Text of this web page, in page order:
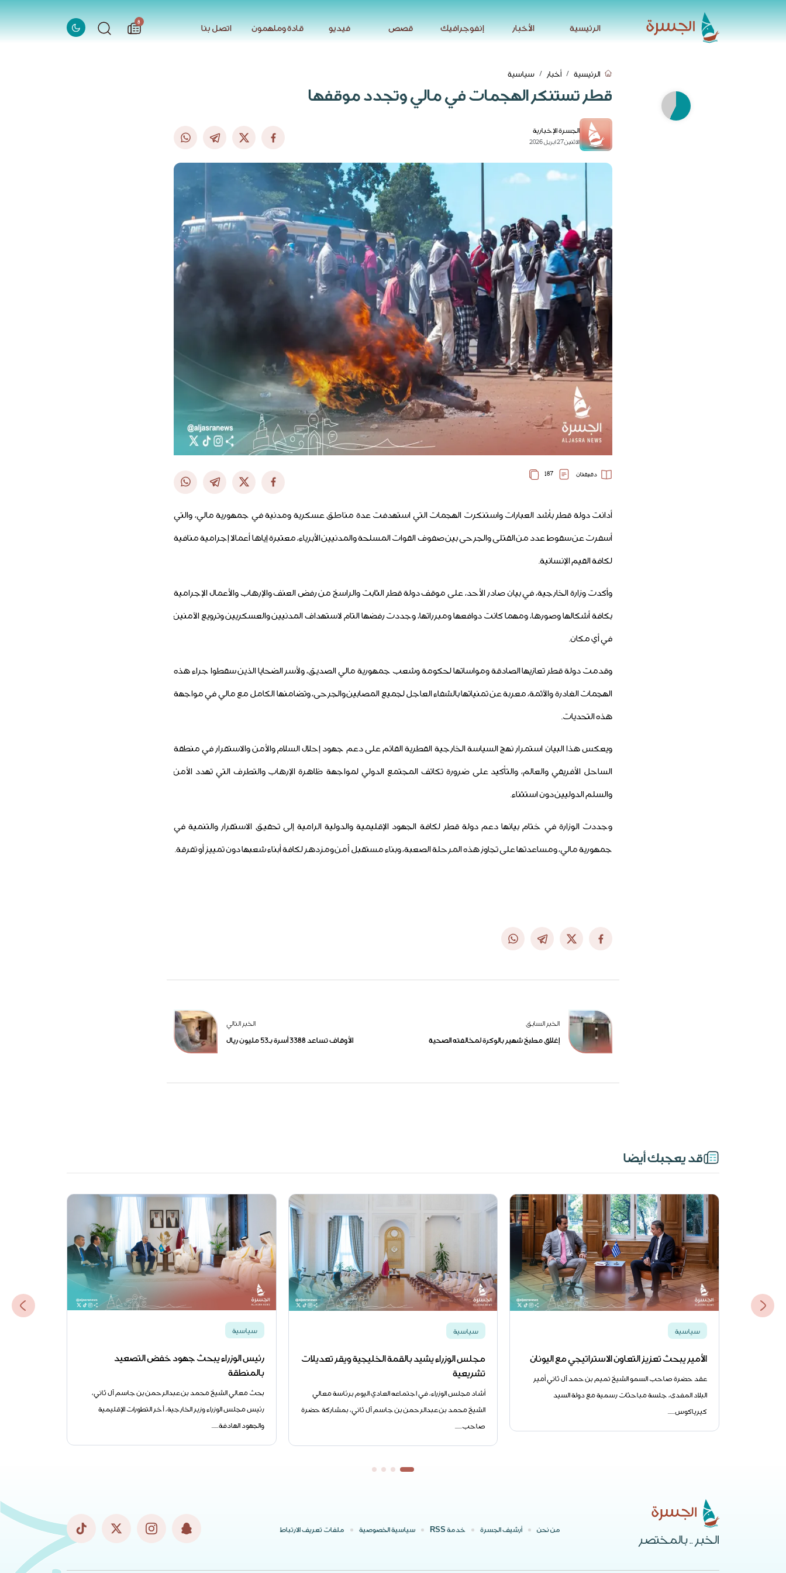
الرئيسية الأخبار إنفوجرافيك قصص فيديو قادة وملهمون اتصل بنا 8الاخبار
الرئيسية أخبار سياسية
قطر تستنكر الهجمات في مالي وتجدد موقفها
الجسرة الإخبارية
الاثنين 27 ابريل 2026
دقيقتان
أدانت دولة قطر بأشد العبارات واستنكرت الهجمات التي استهدفت عدة مناطق عسكرية ومدنية في جمهورية مالي، والتي
أسفرت عن سقوط عدد من القتلى والجرحى بين صفوف القوات المسلحة والمدنيين الأبرياء، معتبرة إياها أعمالا إجرامية منافية
لكافة القيم الإنسانية.
وأكدت وزارة الخارجية، في بيان صادر الأحد، على موقف دولة قطر الثابت والراسخ من رفض العنف والإرهاب والأعمال الإجرامية
بكافة أشكالها وصورها، ومهما كانت دوافعها ومبرراتها، وجددت رفضها التام لاستهداف المدنيين والعسكريين وترويع الآمنين
في أي مكان.
وقدمت دولة قطر تعازيها الصادقة ومواساتها لحكومة وشعب جمهورية مالي الصديق، ولأسر الضحايا الذين سقطوا جراء هذه
الهجمات الغادرة والآثمة، معربة عن تمنياتها بالشفاء العاجل لجميع المصابين والجرحى، وتضامنها الكامل مع مالي في مواجهة
هذه التحديات.
ويعكس هذا البيان استمرار نهج السياسة الخارجية القطرية القائم على دعم جهود إحلال السلام والأمن والاستقرار في منطقة
الساحل الأفريقي والعالم، والتأكيد على ضرورة تكاتف المجتمع الدولي لمواجهة ظاهرة الإرهاب والتطرف التي تهدد الأمن
والسلم الدوليين دون استثناء.
وجددت الوزارة في ختام بيانها دعم دولة قطر لكافة الجهود الإقليمية والدولية الرامية إلى تحقيق الاستقرار والتنمية في
جمهورية مالي، ومساعدتها على تجاوز هذه المرحلة الصعبة، وبناء مستقبل آمن ومزدهر لكافة أبناء شعبها دون تمييز أو تفرقة.
الخبر السابق
إغلاق مطبخ شهير بالوكرة لمخالفته الصحية
الخبر التالي
الأوقاف تساعد 3388 أسرة بـ53 مليون ريال
قد يعجبك أيضا
سياسية
الأمير يبحث تعزيز التعاون الاستراتيجي مع اليونان
عقد حضرة صاحب السمو الشيخ تميم بن حمد آل ثاني أمير
البلاد المفدى، جلسة مباحثات رسمية مع دولة السيد
كيرياكوس......
سياسية
مجلس الوزراء يشيد بالقمة الخليجية ويقر تعديلات
تشريعية
أشاد مجلس الوزراء، في اجتماعه العادي اليوم برئاسة معالي
الشيخ محمد بن عبدالرحمن بن جاسم آل ثاني، بمشاركة حضرة
صاحب......
سياسية
رئيس الوزراء يبحث جهود خفض التصعيد
بالمنطقة
بحث معالي الشيخ محمد بن عبدالرحمن بن جاسم آل ثاني،
رئيس مجلس الوزراء وزير الخارجية، آخر التطورات الإقليمية
والجهود الهادفة......
الخبر .. بالمختصر
من نحن أرشيف الجسرة خدمة RSS سياسية الخصوصية ملفات تعريف الارتباط